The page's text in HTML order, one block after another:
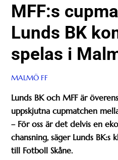
MFF:s
Lunds BK
spelas i
MALMÖ FF
Lunds BK och MFF är
uppskjutna cupmatchen
– För oss är det delvis en
chansning, säger Lunds BK:s
till Fotboll Skåne.